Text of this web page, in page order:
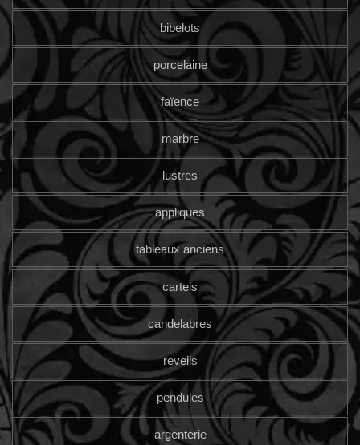
bibelots
porcelaine
faïence
marbre
lustres
appliques
tableaux anciens
cartels
candelabres
reveils
pendules
argenterie